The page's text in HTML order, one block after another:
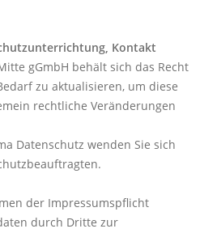
Kontakt
gGmbH behält sich das Recht
zu aktualisieren, um diese
rechtliche Veränderungen
Datenschutz wenden Sie sich
der Impressumspflicht
durch Dritte zur